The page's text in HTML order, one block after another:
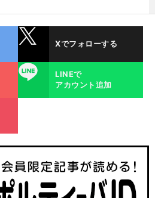
Xでフォローする
LINE
LINEで
アカウント追加